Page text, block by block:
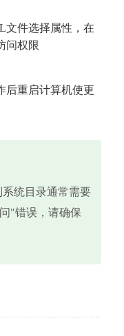
文件选择属性，在
问权限
后重启计算机使更
系统目录通常需要
"错误，请确保